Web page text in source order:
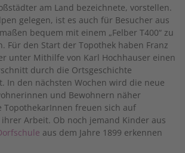
am Land bezeichnete, vorstellen.
gelegen, ist es auch für Besucher aus
bequem mit einem „Felber T400“ zu
Für den Start der Topothek haben Franz
unter Mithilfe von Karl Hochhauser einen
durch die Ortsgeschichte
In den nächsten Wochen wird die neue
und Bewohnern näher
TopothekarInnen freuen sich auf
Arbeit. Ob noch jemand Kinder aus
aus dem Jahre 1899 erkennen